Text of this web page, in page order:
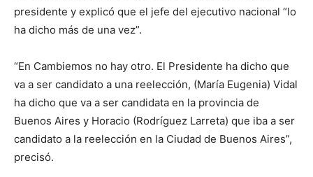
presidente y explicó que el jefe del ejecutivo nacional “lo
ha dicho más de una vez”.
“En Cambiemos no hay otro. El Presidente ha dicho que
va a ser candidato a una reelección, (María Eugenia) Vidal
ha dicho que va a ser candidata en la provincia de
Buenos Aires y Horacio (Rodríguez Larreta) que iba a ser
candidato a la reelección en la Ciudad de Buenos Aires”,
precisó.